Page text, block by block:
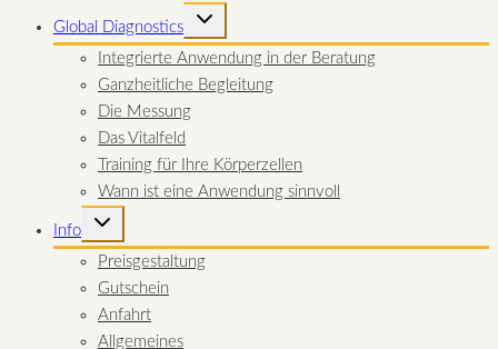
Global Diagnostics
UNTERMENÜ
UMSCHALTEN
Integrierte Anwendung in der Beratung
Ganzheitliche Begleitung
Die Messung
Das Vitalfeld
Training für Ihre Körperzellen
Wann ist eine Anwendung sinnvoll
Info
UNTERMENÜ
UMSCHALTEN
Preisgestaltung
Gutschein
Anfahrt
Allgemeines